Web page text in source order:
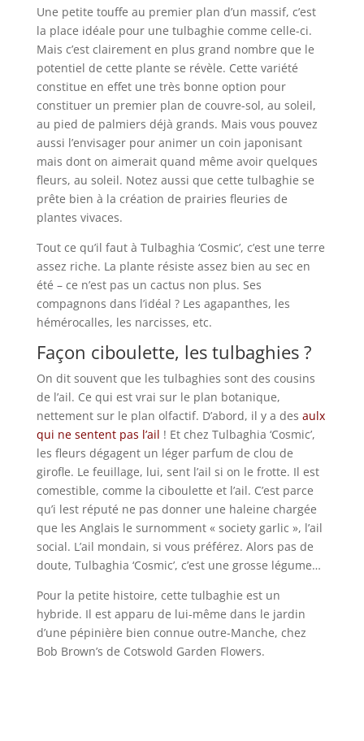
Une petite touffe au premier plan d’un massif, c’est
la place idéale pour une tulbaghie comme celle-ci.
Mais c’est clairement en plus grand nombre que le
potentiel de cette plante se révèle. Cette variété
constitue en effet une très bonne option pour
constituer un premier plan de couvre-sol, au soleil,
au pied de palmiers déjà grands. Mais vous pouvez
aussi l’envisager pour animer un coin japonisant
mais dont on aimerait quand même avoir quelques
fleurs, au soleil. Notez aussi que cette tulbaghie se
prête bien à la création de prairies fleuries de
plantes vivaces.
Tout ce qu’il faut à Tulbaghia ‘Cosmic’, c’est une terre
assez riche. La plante résiste assez bien au sec en
été – ce n’est pas un cactus non plus. Ses
compagnons dans l’idéal ? Les agapanthes, les
hémérocalles, les narcisses, etc.
Façon ciboulette, les tulbaghies ?
On dit souvent que les tulbaghies sont des cousins
de l’ail. Ce qui est vrai sur le plan botanique,
nettement sur le plan olfactif. D’abord, il y a des aulx
qui ne sentent pas l’ail ! Et chez Tulbaghia ‘Cosmic’,
les fleurs dégagent un léger parfum de clou de
girofle. Le feuillage, lui, sent l’ail si on le frotte. Il est
comestible, comme la ciboulette et l’ail. C’est parce
qu’i lest réputé ne pas donner une haleine chargée
que les Anglais le surnomment « society garlic », l’ail
social. L’ail mondain, si vous préférez. Alors pas de
doute, Tulbaghia ‘Cosmic’, c’est une grosse légume…
Pour la petite histoire, cette tulbaghie est un
hybride. Il est apparu de lui-même dans le jardin
d’une pépinière bien connue outre-Manche, chez
Bob Brown’s de Cotswold Garden Flowers.